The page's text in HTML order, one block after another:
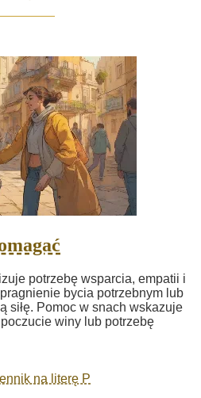
potrzebę wsparcia, empatii i
bycia potrzebnym lub
siłę. Pomoc w snach wskazuje
winy lub potrzebę
na literę P